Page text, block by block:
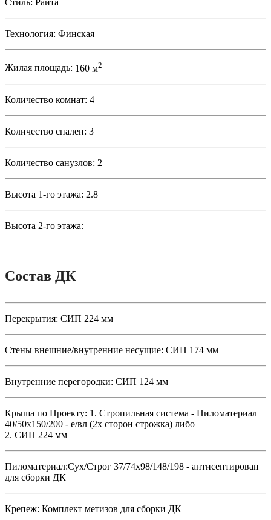
Стиль: Райта
Технология: Финская
Жилая площадь: 160 м2
Количество комнат: 4
Количество спален: 3
Количество санузлов: 2
Высота 1-го этажа: 2.8
Высота 2-го этажа:
Состав ДК
Перекрытия: СИП 224 мм
Стены внешние/внутренние несущие: СИП 174 мм
Внутренние перегородки: СИП 124 мм
Крыша по Проекту: 1. Стропильная система - Пиломатериал
40/50х150/200 - е/вл (2х сторон строжка) либо
2. СИП 224 мм
Пиломатериал:Сух/Строг 37/74х98/148/198 - антисептирован
для сборки ДК
Крепеж: Комплект метизов для сборки ДК